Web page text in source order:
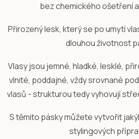
bez chemického ošetření
Přirozený lesk, který se po umytí
dlouhou životnost
Vlasy jsou jemné, hladké, lesklé,
vlnité, poddajné, vždy srovnané
vlasů - strukturou tedy vyhovují
S těmito pásky můžete vytvořit
stylingových